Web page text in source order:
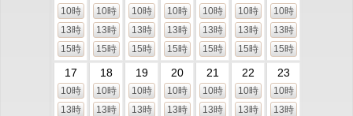
10時
13時
15時
10時
13時
15時
10時
13時
15時
10時
13時
15時
10時
13時
15時
10時
13時
15時
10時
13時
15時
17
10時
13時
18
10時
13時
19
10時
13時
20
10時
13時
21
10時
13時
22
10時
13時
23
10時
13時